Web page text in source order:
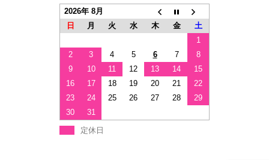
2026年 8月
日
月 火 水 木 金
土
1
2
3 4 5 6 7
8
9
10 11 12 13 14
15
16
17 18 19 20 21
22
23
24 25 26 27 28
29
30
31
定休日